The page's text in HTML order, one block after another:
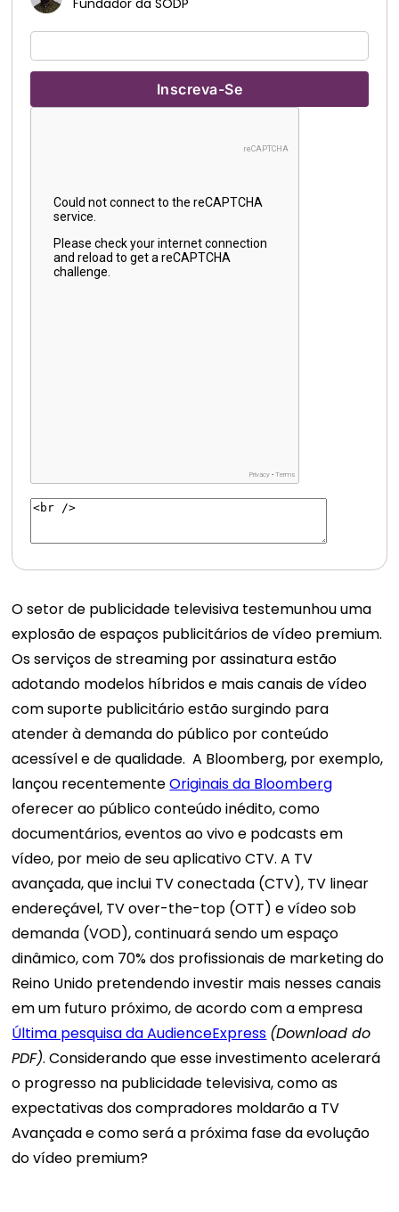
Fundador da SODP
O setor de publicidade televisiva testemunhou uma
explosão de espaços publicitários de vídeo premium.
Os serviços de streaming por assinatura estão
adotando modelos híbridos e mais canais de vídeo
com suporte publicitário estão surgindo para
atender à demanda do público por conteúdo
acessível e de qualidade. A Bloomberg, por exemplo,
lançou recentementeOriginais da Bloomberg
oferecer ao público conteúdo inédito, como
documentários, eventos ao vivo e podcasts em
vídeo, por meio de seu aplicativo CTV. A TV
avançada, que inclui TV conectada (CTV), TV linear
endereçável, TV over-the-top (OTT) e vídeo sob
demanda (VOD), continuará sendo um espaço
dinâmico, com 70% dos profissionais de marketing do
Reino Unido pretendendo investir mais nesses canais
em um futuro próximo, de acordo com a empresa
Última pesquisa da AudienceExpress (Download do
PDF). Considerando que esse investimento acelerará
o progresso na publicidade televisiva, como as
expectativas dos compradores moldarão a TV
Avançada e como será a próxima fase da evolução
do vídeo premium?